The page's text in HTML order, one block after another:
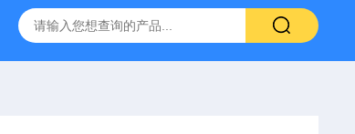
比例阀ITV2050-312L KNF气体隔膜泵